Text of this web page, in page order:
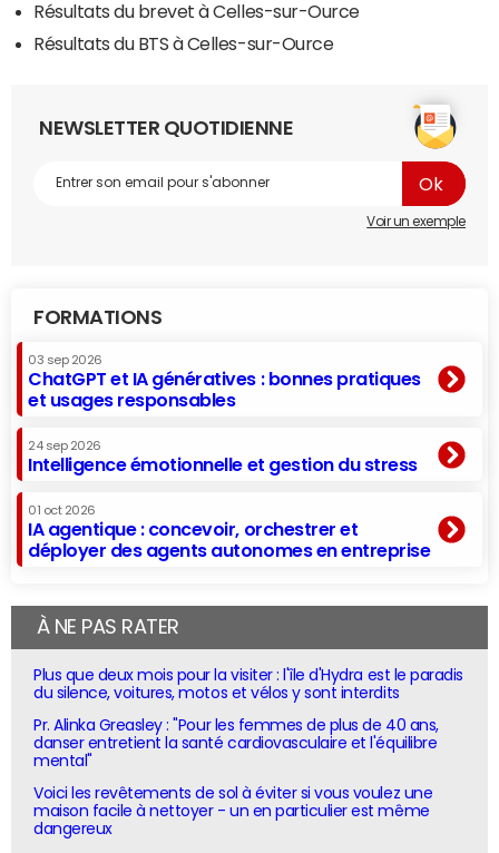
Résultats du brevet à Celles-sur-Ource
Résultats du BTS à Celles-sur-Ource
NEWSLETTER QUOTIDIENNE
Voir un exemple
FORMATIONS
03 sep 2026
ChatGPT et IA génératives : bonnes pratiques
et usages responsables
24 sep 2026
Intelligence émotionnelle et gestion du stress
01 oct 2026
IA agentique : concevoir, orchestrer et
déployer des agents autonomes en entreprise
À NE PAS RATER
Plus que deux mois pour la visiter : l'île d'Hydra est le paradis
du silence, voitures, motos et vélos y sont interdits
Pr. Alinka Greasley : "Pour les femmes de plus de 40 ans,
danser entretient la santé cardiovasculaire et l'équilibre
mental"
Voici les revêtements de sol à éviter si vous voulez une
maison facile à nettoyer - un en particulier est même
dangereux